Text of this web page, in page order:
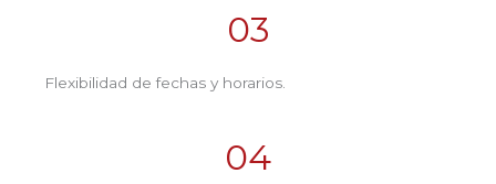
03
Flexibilidad de fechas y horarios.
04